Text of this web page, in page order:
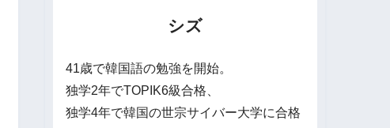
シズ
41歳で韓国語の勉強を開始。
独学2年でTOPIK6級合格、
独学4年で韓国の世宗サイバー大学に合格